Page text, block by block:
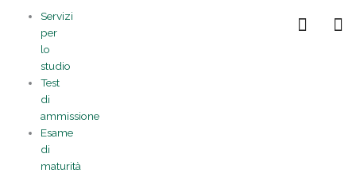
contenuto
Servizi
per
lo
studio
Test
di
ammissione
Esame
di
maturità